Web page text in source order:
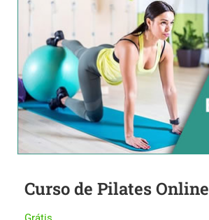
Curso de Pilates Online